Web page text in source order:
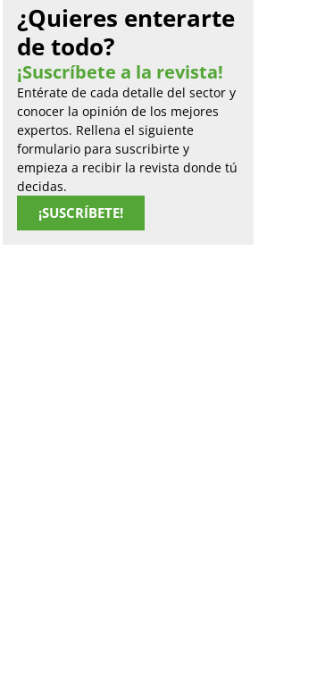
¿Quieres enterarte
de todo?
¡Suscríbete a la revista!
Entérate de cada detalle del sector y
conocer la opinión de los mejores
expertos. Rellena el siguiente
formulario para suscribirte y
empieza a recibir la revista donde tú
decidas.
¡SUSCRÍBETE!